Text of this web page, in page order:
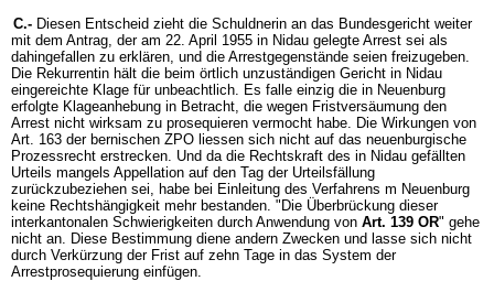
C.- Diesen Entscheid zieht die Schuldnerin an das Bundesgericht weiter
mit dem Antrag, der am 22. April 1955 in Nidau gelegte Arrest sei als
dahingefallen zu erklären, und die Arrestgegenstände seien freizugeben.
Die Rekurrentin hält die beim örtlich unzuständigen Gericht in Nidau
eingereichte Klage für unbeachtlich. Es falle einzig die in Neuenburg
erfolgte Klageanhebung in Betracht, die wegen Fristversäumung den
Arrest nicht wirksam zu prosequieren vermocht habe. Die Wirkungen von
Art. 163 der bernischen ZPO liessen sich nicht auf das neuenburgische
Prozessrecht erstrecken. Und da die Rechtskraft des in Nidau gefällten
Urteils mangels Appellation auf den Tag der Urteilsfällung
zurückzubeziehen sei, habe bei Einleitung des Verfahrens m Neuenburg
keine Rechtshängigkeit mehr bestanden. "Die Überbrückung dieser
interkantonalen Schwierigkeiten durch Anwendung von Art. 139 OR" gehe
nicht an. Diese Bestimmung diene andern Zwecken und lasse sich nicht
durch Verkürzung der Frist auf zehn Tage in das System der
Arrestprosequierung einfügen.